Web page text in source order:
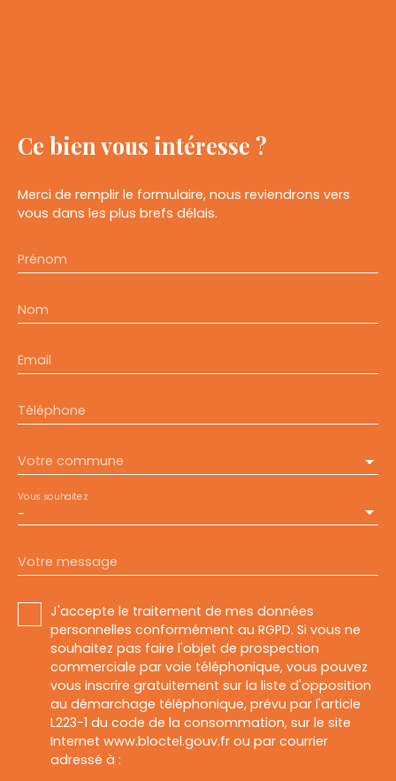
Ce bien vous intéresse ?
Merci de remplir le formulaire, nous reviendrons vers
vous dans les plus brefs délais.
Prénom
Nom
Email
Téléphone
Votre commune
-
Vous souhaitez
Votre message
J'accepte le traitement de mes données
personnelles conformément au RGPD. Si vous ne
souhaitez pas faire l'objet de prospection
commerciale par voie téléphonique, vous pouvez
vous inscrire gratuitement sur la liste d'opposition
au démarchage téléphonique, prévu par l'article
L223-1 du code de la consommation, sur le site
Internet www.bloctel.gouv.fr ou par courrier
adressé à :